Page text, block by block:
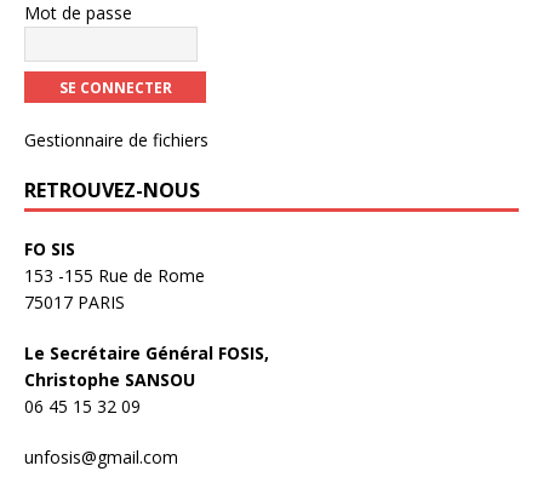
Mot de passe
Gestionnaire de fichiers
RETROUVEZ-NOUS
FO SIS
153 -155 Rue de Rome
75017 PARIS
Le Secrétaire Général FOSIS,
Christophe SANSOU
06 45 15 32 09
unfosis@gmail.com